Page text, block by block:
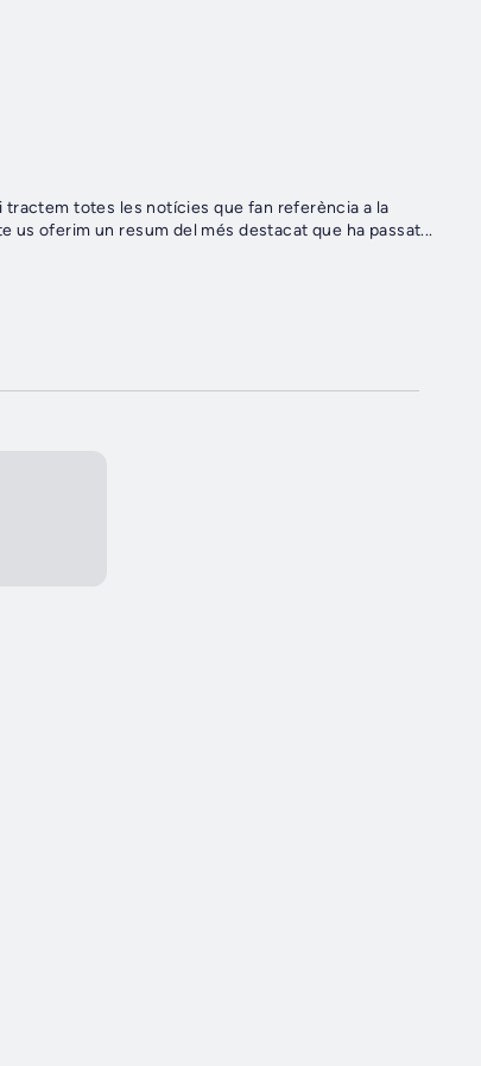
a casa nostra com a la resta del món. El dissabte us oferim un resum del més destacat que ha passat...